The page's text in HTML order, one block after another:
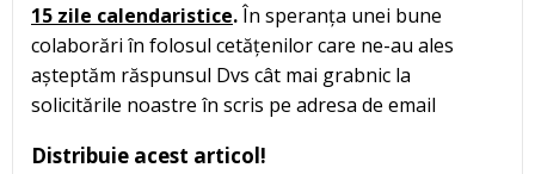
15 zile calendaristice.În speranța unei bune
colaborări în folosul cetățenilor care ne-au ales
așteptăm răspunsul Dvs cât mai grabnic la
solicitările noastre în scris pe adresa de email
Distribuie acest articol!